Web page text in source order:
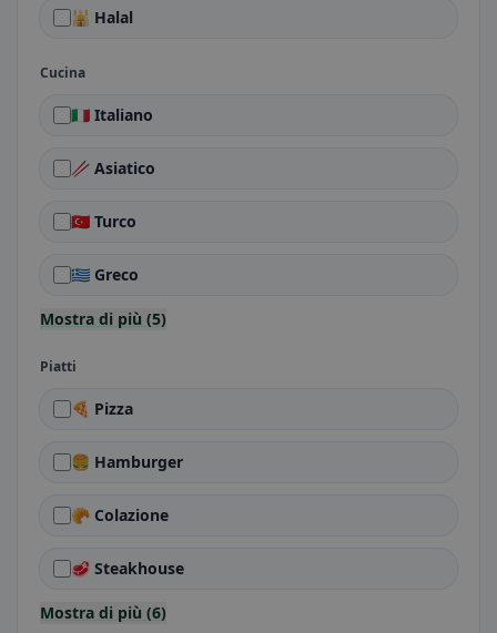
🕌 Halal
Cucina
🇮🇹 Italiano
🥢 Asiatico
🇹🇷 Turco
🇬🇷 Greco
Mostra di più (5)
Piatti
🍕 Pizza
🍔 Hamburger
🥐 Colazione
🥩 Steakhouse
Mostra di più (6)